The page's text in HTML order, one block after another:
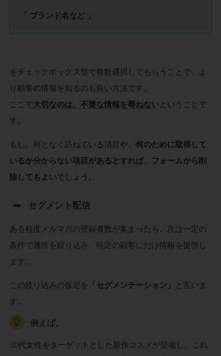
「 ブランド名など 」
をチェックボックス型で複数選択してもらうことで、よ
り顧客の情報を知るのも良い方法です。
ここで大切なのは、不要な情報を尋ねないということで
す。
もし、何となく訪ねている項目や、何のために取得して
いるか分からない項目があるとすれば、フォームから削
除してもよいでしょう。
セグメント配信
ある程度メルマガの登録者数が集まったら、次は一定の
条件で属性を絞り込み、特定の顧客にだけ情報を提供し
ます。
この絞り込みの仮定を 「セグメンテーション」
と言いま
す。
例えば、
30代女性をターゲットとした新作コスメが登場し、これ